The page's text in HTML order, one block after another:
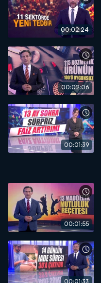
00:02:24
00:02:06
00:01:39
00:01:55
00:01:33